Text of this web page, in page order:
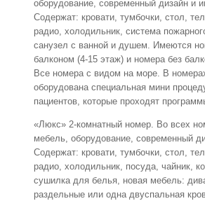
оборудование, современный дизайн и
Содержат: кровати, тумбочки, стол,
радио, холодильник, система
санузел с ванной и душем. Имеются
балконом (4-15 этаж) и номера без
Все номера с видом на море. В
оборудована специальная мини
пациентов, которые проходят
«Люкс» 2-комнатный номер. Во всех
мебель, оборудование, современный
Содержат: кровати, тумбочки, стол,
радио, холодильник, посуда, чайник,
сушилка для белья, новая мебель:
раздельные или одна двуспальная